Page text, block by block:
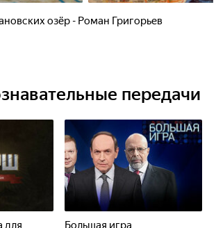
озёр - Роман Григорьев
передачи
для Большая игра